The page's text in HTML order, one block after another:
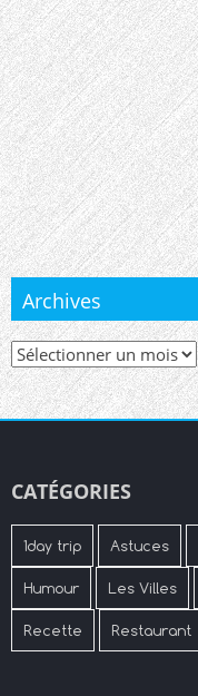
Archives
Archives
CATÉGORIES
1day trip Astuces
Humour Les Villes
Recette Restaurant